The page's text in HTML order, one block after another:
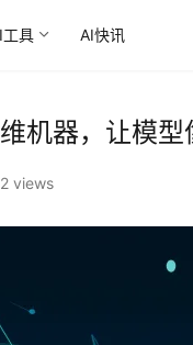
工具 AI快讯
机器，让模
views